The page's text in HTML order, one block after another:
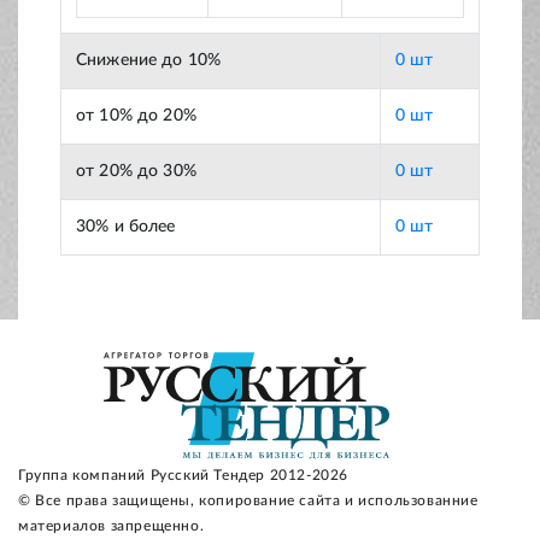
Снижение до 10% 0 шт
от 10% до 20% 0 шт
от 20% до 30% 0 шт
30% и более 0 шт
Группа компаний Русский Тендер 2012-2026
© Все права защищены, копирование сайта и использованние
материалов запрещенно.